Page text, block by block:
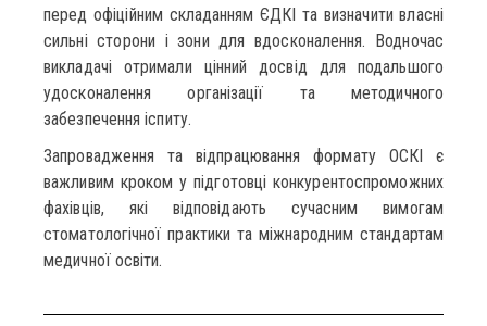
перед офіційним складанням ЄДКІ та визначити власні
сильні сторони і зони для вдосконалення. Водночас
викладачі отримали цінний досвід для подальшого
удосконалення організації та методичного
забезпечення іспиту.
Запровадження та відпрацювання формату ОСКІ є
важливим кроком у підготовці конкурентоспроможних
фахівців, які відповідають сучасним вимогам
стоматологічної практики та міжнародним стандартам
медичної освіти.